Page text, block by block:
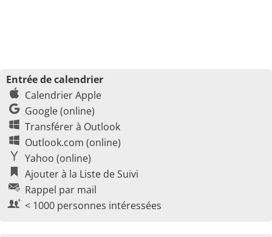
Entrée de calendrier
Calendrier Apple
Google (online)
Transférer à Outlook
Outlook.com (online)
Yahoo (online)
Ajouter à la Liste de Suivi
Rappel par mail
< 1000 personnes intéressées